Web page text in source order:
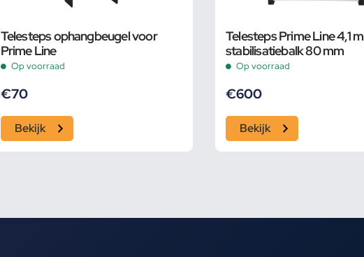
Telesteps ophangbeugel voor
Prime Line
Op voorraad
€70
Bekijk
Telesteps Prime Line 4,1 m
stabilisatiebalk 80 mm
Op voorraad
€600
Bekijk